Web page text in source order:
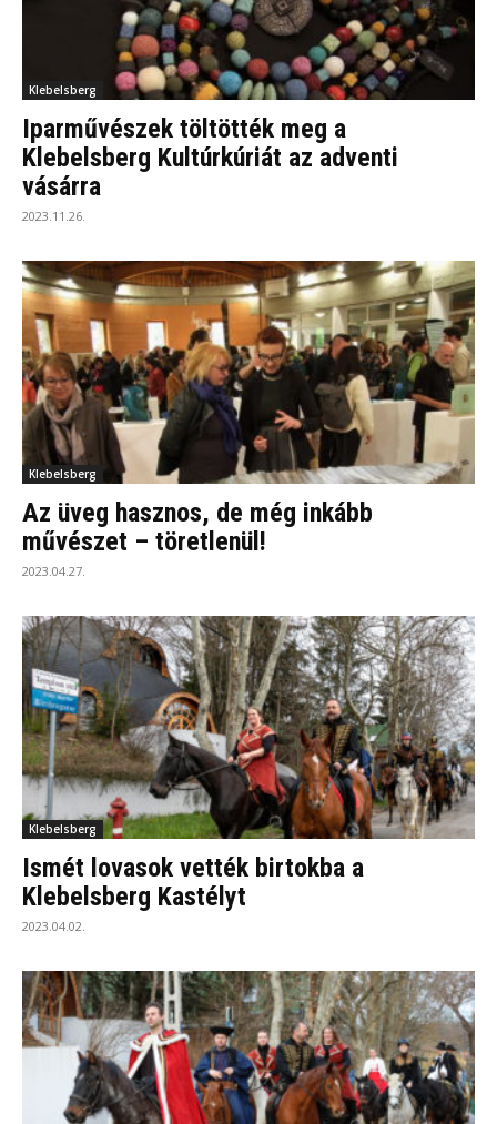
Klebelsberg
Iparművészek töltötték meg a
Klebelsberg Kultúrkúriát az adventi
vásárra
2023.11.26.
Klebelsberg
Az üveg hasznos, de még inkább
művészet – töretlenül!
2023.04.27.
Klebelsberg
Ismét lovasok vették birtokba a
Klebelsberg Kastélyt
2023.04.02.